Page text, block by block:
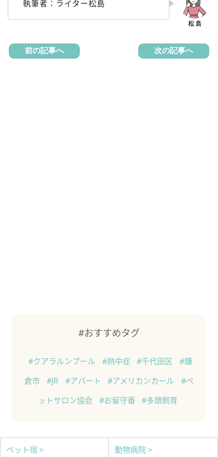
執筆者：ライター松島
前の記事へ 次の記事へ
#おすすめタグ
#クアラルンプール #熱中症 #千代田区
#鎌
倉市
#JR #アパート #アメリカンカール
#ペ
ットサロン協会
#お留守番 #多頭飼育
ペット宿 > 動物病院 >